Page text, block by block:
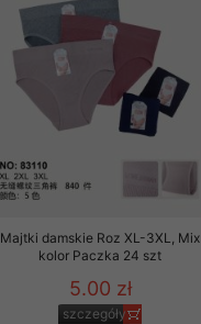
Majtki damskie Roz XL-3XL, Mix
kolor Paczka 24 szt
5.00 zł
szczegóły